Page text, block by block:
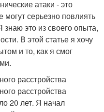
атаки - это
серьезно повлиять
знаю это из своего опыта,
В этой статье я хочу
и то, как я смог
расстройства
расстройства
20 лет. Я начал